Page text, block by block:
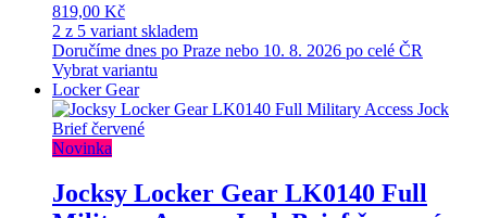
819,00 Kč
2 z 5 variant skladem
Doručíme dnes po Praze nebo 10. 8. 2026 po celé ČR
Vybrat variantu
Locker Gear
Novinka
Jocksy Locker Gear LK0140 Full